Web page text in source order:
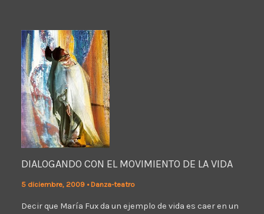
DIALOGANDO CON EL MOVIMIENTO DE LA VIDA
5 diciembre, 2009 • Danza-teatro
Decir que María Fux da un ejemplo de vida es caer en un